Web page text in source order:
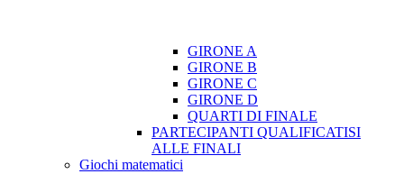
GIRONE A
GIRONE B
GIRONE C
GIRONE D
QUARTI DI FINALE
PARTECIPANTI QUALIFICATISI
ALLE FINALI
Giochi matematici